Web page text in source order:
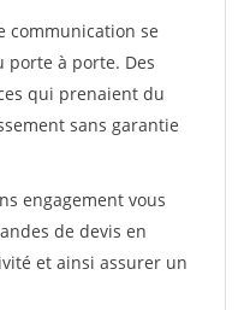
communication se
porte à porte. Des
qui prenaient du
sans garantie
engagement vous
de devis en
et ainsi assurer un